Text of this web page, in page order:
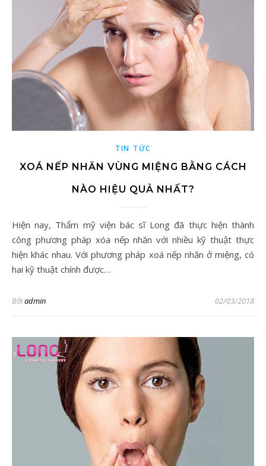
TIN TỨC
XOÁ NẾP NHĂN VÙNG MIỆNG BẰNG CÁCH
NÀO HIỆU QUẢ NHẤT?
Hiện nay, Thẩm mỹ viện bác sĩ Long đã thực hiện thành
công phương pháp xóa nếp nhăn với nhiều kỹ thuật thực
hiện khác nhau. Với phương pháp xoá nếp nhăn ở miệng, có
hai kỹ thuật chính được…
Bởiadmin 02/03/2018